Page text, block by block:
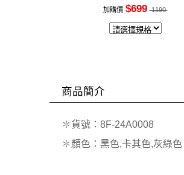
褲
加購價 $699 1190
商品簡介
✽貨號：8F-24A0008
✽顏色：黑色,卡其色,灰綠色